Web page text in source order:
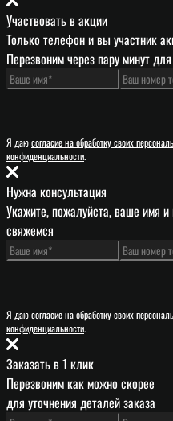
Участвовать в акции
Только телефон и вы участник
Перезвоним через пару минут
Я даюсогласие на обработку своих
конфиденциальности.
Нужна консультация
Укажите, пожалуйста, ваше имя
свяжемся
Я даюсогласие на обработку своих
конфиденциальности.
Заказать в 1 клик
Перезвоним как можно скорее
для уточнения деталей заказа